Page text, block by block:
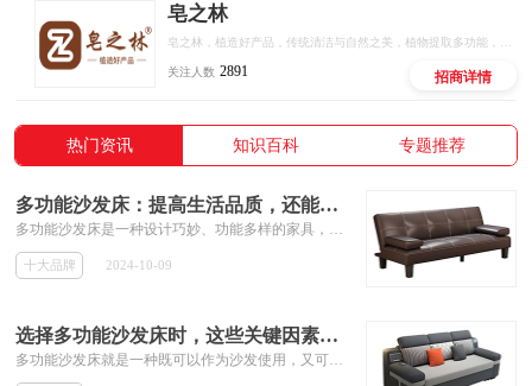
皂之林
关注人数 2891 招商详情
热门资讯 知识百科 专题推荐
多功能沙发床：提高生活品质，还能节省空间
​多功能沙发床是一种设计巧妙、功能多样的家具，它既可以作为沙发供人坐卧休息，又可以迅速变身为一张舒适的床铺，满足临时或长期的睡眠需求。这种设计理念充分体现了现代人对生活品质的追求以及对空间利用效率的重视。
十大品牌 2024-10-09
选择多功能沙发床时，这些关键因素需要考虑
​多功能沙发床就是一种既可以作为沙发使用，又可以展开成为床铺的家具。这种设计巧妙地将两种不同的功能结合在一起，既节省了空间，又提高了使用的便捷性。